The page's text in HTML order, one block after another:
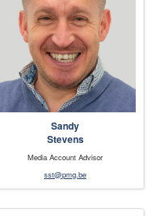
Sandy
Stevens
Media Account Advisor
sst@pmg.be